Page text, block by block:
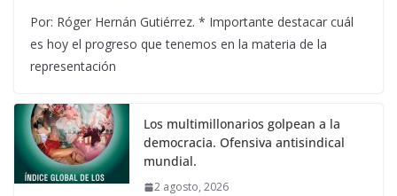
Por: Róger Hernán Gutiérrez. * Importante destacar cuál
es hoy el progreso que tenemos en la materia de la
representación
Los multimillonarios golpean a la
democracia. Ofensiva antisindical
mundial.
2 agosto, 2026